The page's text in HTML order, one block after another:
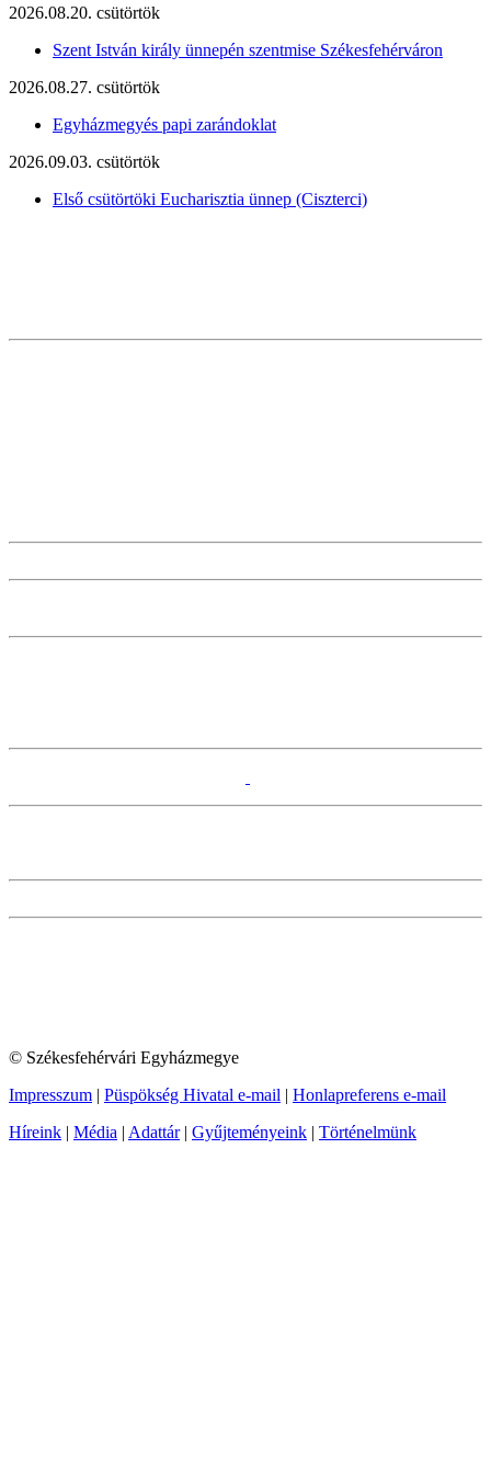
2026.08.20. csütörtök
Szent István király ünnepén szentmise Székesfehérváron
2026.08.27. csütörtök
Egyházmegyés papi zarándoklat
2026.09.03. csütörtök
Első csütörtöki Eucharisztia ünnep (Ciszterci)
© Székesfehérvári Egyházmegye
Impresszum | Püspökség Hivatal e-mail | Honlapreferens e-mail
Híreink | Média | Adattár| Gyűjteményeink | Történelmünk